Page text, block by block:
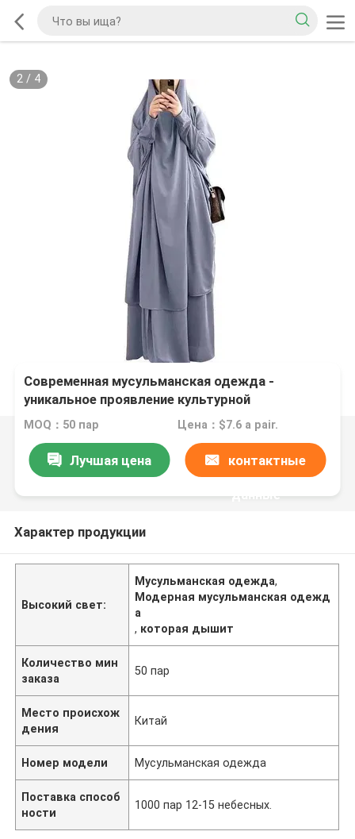
2/ 4
Современная мусульманская одежда -
уникальное проявление культурной
идентичности
MOQ：50 пар Цена：$7.6 a pair.
Лучшая цена контактные
данные
Характер продукции
Высокий свет:
Мусульманская одежда,
Модерная мусульманская одежд
а
, которая дышит
Количество мин
заказа
50 пар
Место происхож
дения
Китай
Номер модели Мусульманская одежда
Поставка способ
ности
1000 пар 12-15 небесных.